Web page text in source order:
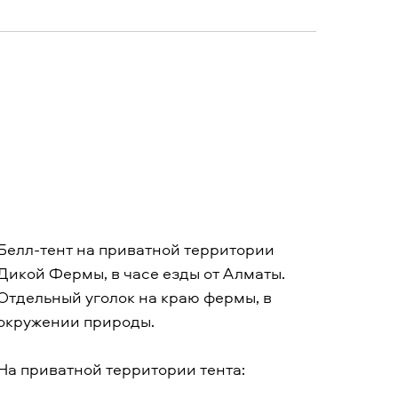
тент на приватной территории
Фермы, в часе езды от Алматы.
уголок на краю фермы, в
природы.
приватной территории тента: